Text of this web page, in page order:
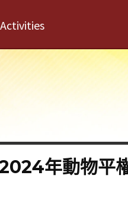
年動物平